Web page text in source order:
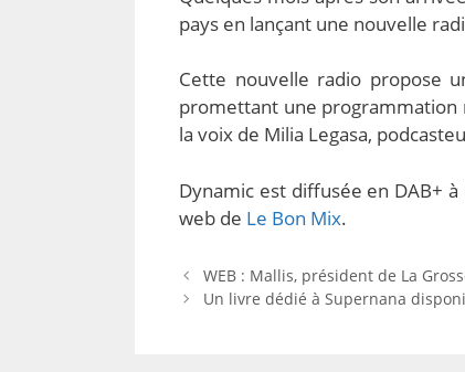
pays en lançant une nouvelle
Cette nouvelle radio propose
promettant une programmation
la voix de Milia Legasa,
Dynamic est diffusée en DAB+
web de Le Bon Mix.
WEB : Mallis, président de La
Un livre dédié à Supernana